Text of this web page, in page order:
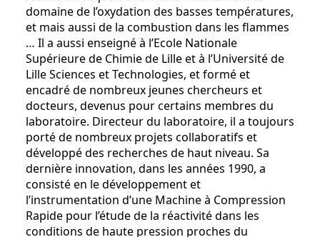
domaine de l’oxydation des basses températures,
et mais aussi de la combustion dans les flammes
… Il a aussi enseigné à l’Ecole Nationale
Supérieure de Chimie de Lille et à l’Université de
Lille Sciences et Technologies, et formé et
encadré de nombreux jeunes chercheurs et
docteurs, devenus pour certains membres du
laboratoire. Directeur du laboratoire, il a toujours
porté de nombreux projets collaboratifs et
développé des recherches de haut niveau. Sa
dernière innovation, dans les années 1990, a
consisté en le développement et
l’instrumentation d’une Machine à Compression
Rapide pour l’étude de la réactivité dans les
conditions de haute pression proches du